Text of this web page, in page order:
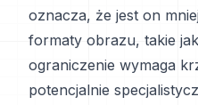
oznacza, że jest on
formaty obrazu, takie
ograniczenie wymaga
potencjalnie